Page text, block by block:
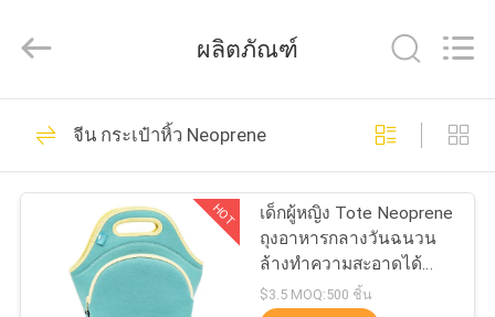
บ้าน
สินค้า
Group
Limited.
Reserved.
กรณีฮาร์ด EVA
68
ผลิตภัณฑ์
จีน กระเป๋าหิ้ว Neoprene
HOT
เด็กผู้หญิง Tote Neoprene
ถุงอาหารกลางวันฉนวน
ล้างทำความสะอาดได้
หนาพิเศษ
$3.5 MOQ:500 ชิ้น